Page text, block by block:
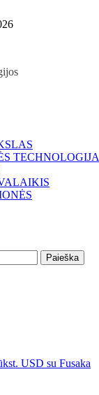
TECHNOLOGIJA